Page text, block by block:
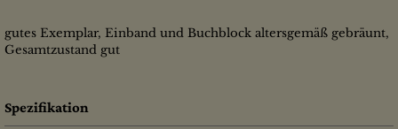
gutes Exemplar, Einband und Buchblock altersgemäß gebräunt,
Gesamtzustand gut
Spezifikation